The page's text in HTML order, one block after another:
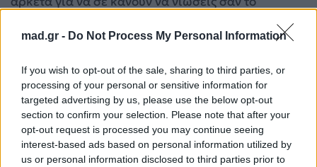
mad.gr - Do Not Process My Personal Information
If you wish to opt-out of the sale, sharing to third parties, or
processing of your personal or sensitive information for
targeted advertising by us, please use the below opt-out
section to confirm your selection. Please note that after your
opt-out request is processed you may continue seeing
interest-based ads based on personal information utilized by
us or personal information disclosed to third parties prior to
must για ομοιόμορφη επιδερμίδα
Θέλεις signature άρωμα που δεν μυρίζει σαν
όλα τα άλλα; Αυτό είναι το συστατικό που
έψαχνες